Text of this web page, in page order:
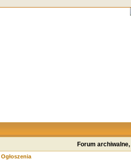
Forum
Ogłoszenia